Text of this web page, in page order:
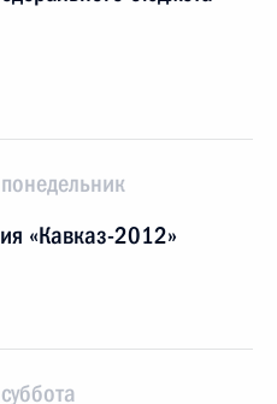
«Кавказ-2012»